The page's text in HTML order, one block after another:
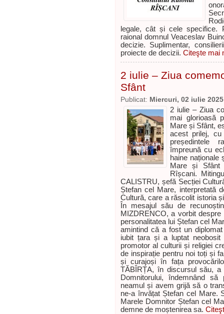
legale, cât și cele specifice.
raional domnul Veaceslav
decizie. Suplimentar,
proiecte de decizii. Citeşte mai
2 iulie – Ziua
Sfânt
Publicat: Miercuri, 02 iulie 2025
2 iulie – Ziua
mai glorioasă
Mare și Sfânt,
acest prilej,
președintele
împreună cu
haine naționale
Mare și Sfânt
Rîșcani.
CALISTRU, șefă Secției
Ștefan cel Mare, interpretată
Cultură, care a răscolit istoria
În mesajul său de
MIZDRENCO, a vorbit
personalitatea lui Ștefan cel
amintind că a fost un
iubit țara și a luptat
promotor al culturii și religiei
de inspirație pentru noi toți și
și curajoși în fața
TĂBÎRȚA, în discursul său, a
Domnitorului, îndemnând
neamul și avem grijă să o
ne-a învățat Ștefan cel Mare.
Marele Domnitor Ștefan cel
demne de moștenirea sa.